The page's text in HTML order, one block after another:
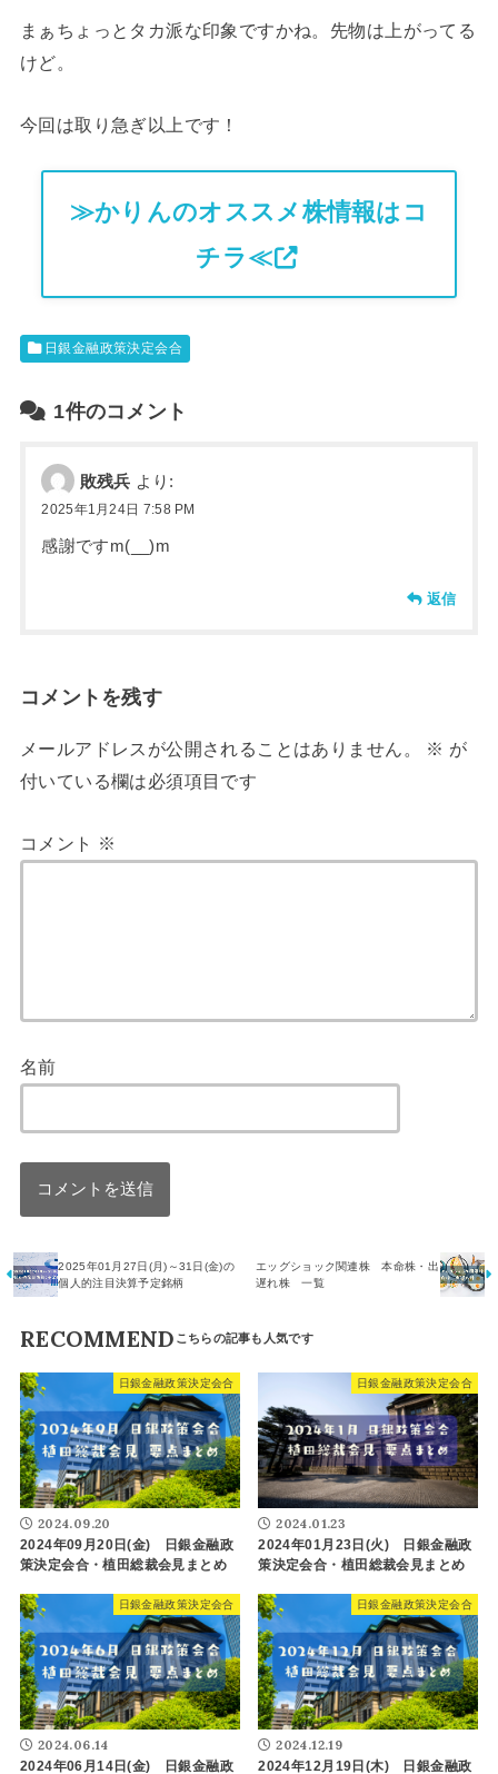
まぁちょっとタカ派な印象ですかね。先物は上がってる
けど。
今回は取り急ぎ以上です！
≫かりんのオススメ株情報はコ
チラ≪
日銀金融政策決定会合
1件のコメント
敗残兵 より:
2025年1月24日 7:58 PM
感謝ですm(__)m
返信
コメントを残す
メールアドレスが公開されることはありません。 ※ が
付いている欄は必須項目です
コメント ※
名前
2025年01月27日(月)～31日(金)の
個人的注目決算予定銘柄
エッグショック関連株 本命株・出
遅れ株 一覧
RECOMMEND
日銀金融政策決定会合
2024.09.20
2024年09月20日(金) 日銀金融政
策決定会合・植田総裁会見まとめ
日銀金融政策決定会合
2024.01.23
2024年01月23日(火) 日銀金融政
策決定会合・植田総裁会見まとめ
日銀金融政策決定会合
2024.06.14
2024年06月14日(金) 日銀金融政
日銀金融政策決定会合
2024.12.19
2024年12月19日(木) 日銀金融政